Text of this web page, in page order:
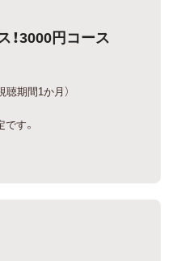
！3000円コース
聴期間1か月）
す。